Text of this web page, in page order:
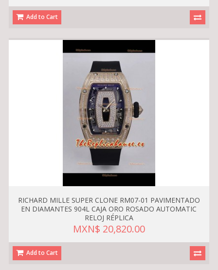
Add to Cart
RICHARD MILLE SUPER CLONE RM07-01 PAVIMENTADO
EN DIAMANTES 904L CAJA ORO ROSADO AUTOMATIC
RELOJ RÉPLICA
MXN$ 20,820.00
Add to Cart